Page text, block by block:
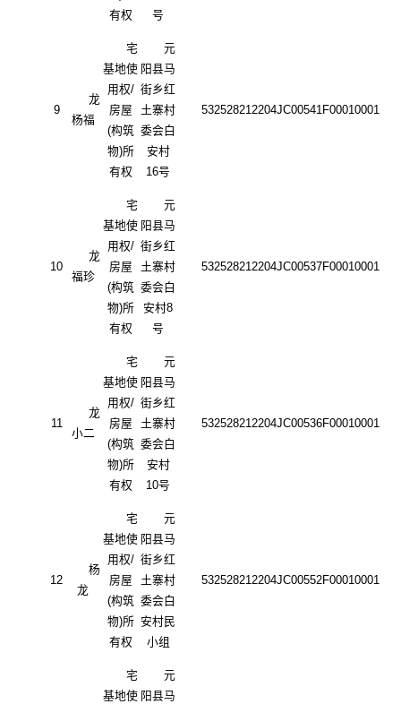
有权
号
9
龙
杨福
宅
基地使
用权/
房屋
(构筑
物)所
有权
元
阳县马
街乡红
土寨村
委会白
安村
16号
532528212204JC00541F00010001
10
龙
福珍
宅
基地使
用权/
房屋
(构筑
物)所
有权
元
阳县马
街乡红
土寨村
委会白
安村8
号
532528212204JC00537F00010001
11
龙
小二
宅
基地使
用权/
房屋
(构筑
物)所
有权
元
阳县马
街乡红
土寨村
委会白
安村
10号
532528212204JC00536F00010001
12
杨
龙
宅
基地使
用权/
房屋
(构筑
物)所
有权
元
阳县马
街乡红
土寨村
委会白
安村民
小组
532528212204JC00552F00010001
宅
基地使
元
阳县马